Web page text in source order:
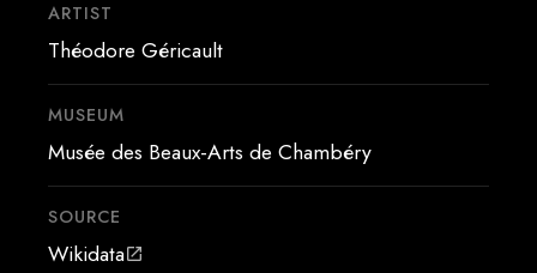
ARTIST
Théodore Géricault
MUSEUM
Musée des Beaux-Arts de Chambéry
SOURCE
Wikidataopen_in_new